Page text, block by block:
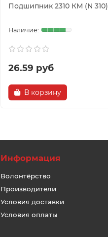
Подшипник 2310 КМ (N 310)
26.59 руб
В корзину
Информация
Волонтёрство
Производители
Условия доставки
Условия оплаты